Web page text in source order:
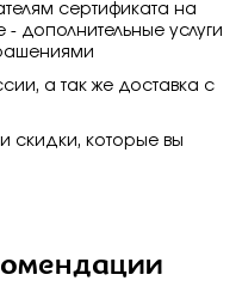
сертификата на
дополнительные услуги
а так же доставка с
скидки, которые вы